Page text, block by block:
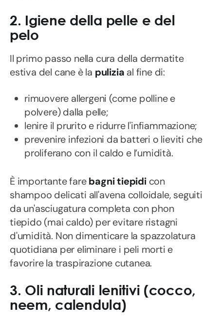
2. Igiene della pelle e del
pelo
Il primo passo nella cura della dermatite
estiva del cane è la pulizia al fine di:
rimuovere allergeni (come polline e
polvere) dalla pelle;
lenire il prurito e ridurre l'infiammazione;
prevenire infezioni da batteri o lieviti che
proliferano con il caldo e l’umidità.
È importante farebagni tiepidicon
shampoo delicati all'avena colloidale, seguiti
da un'asciugatura completa con phon
tiepido (mai caldo) per evitare ristagni
d'umidità. Non dimenticare la spazzolatura
quotidiana per eliminare i peli morti e
favorire la traspirazione cutanea.
3. Oli naturali lenitivi (cocco,
neem, calendula)